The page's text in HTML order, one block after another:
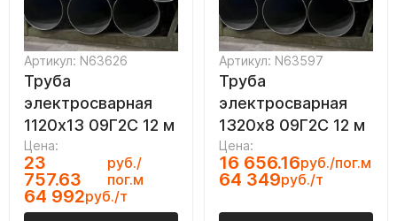
Артикул: N63626
Труба
электросварная
1120х13 09Г2С 12 м
Цена:
23
757.63
руб./
пог.м
64 992руб./т
Артикул: N63597
Труба
электросварная
1320х8 09Г2С 12 м
Цена:
16 656.16руб./пог.м
64 349руб./т